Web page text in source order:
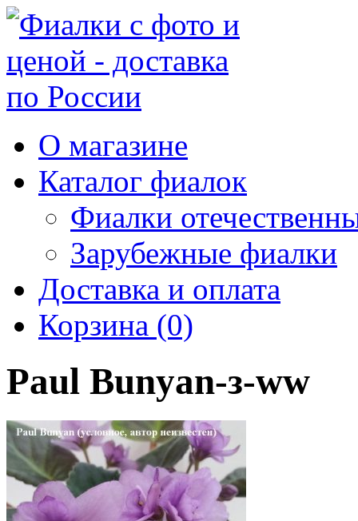
О магазине
Каталог фиалок
Фиалки
Зарубежные фиалки
Доставка и оплата
Корзина (0)
Paul Bunyan-з-ww